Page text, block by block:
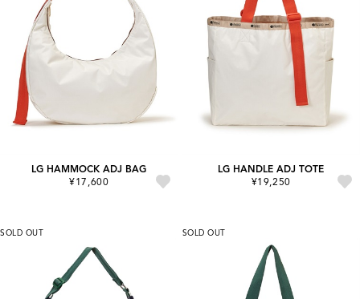
LG HAMMOCK ADJ BAG
¥17,600
LG HANDLE ADJ TOTE
¥19,250
SOLD OUT SOLD OUT